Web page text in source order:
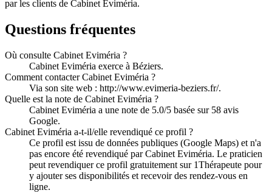
par les clients de Cabinet Eviméria.
Questions fréquentes
Où consulte Cabinet Eviméria ?
Cabinet Eviméria exerce à Béziers.
Comment contacter Cabinet Eviméria ?
Via son site web : http://www.evimeria-beziers.fr/.
Quelle est la note de Cabinet Eviméria ?
Cabinet Eviméria a une note de 5.0/5 basée sur 58 avis
Google.
Cabinet Eviméria a-t-il/elle revendiqué ce profil ?
Ce profil est issu de données publiques (Google Maps) et n'a
pas encore été revendiqué par Cabinet Eviméria. Le praticien
peut revendiquer ce profil gratuitement sur 1Thérapeute pour
y ajouter ses disponibilités et recevoir des rendez-vous en
ligne.